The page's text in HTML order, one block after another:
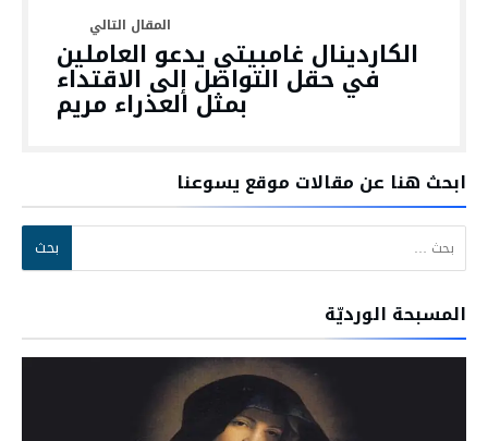
الكاردينال غامبيتي يدعو العاملين
في حقل التواصل إلى الاقتداء
بمثل العذراء مريم
ابحث هنا عن مقالات موقع يسوعنا
البحث عن:
المسبحة الورديّة